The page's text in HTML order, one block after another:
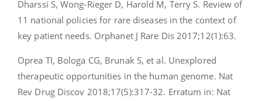
Dharssi S, Wong-Rieger D, Harold M, Terry S. Review of
11 national policies for rare diseases in the context of
key patient needs. Orphanet J Rare Dis 2017;12(1):63.
Oprea TI, Bologa CG, Brunak S, et al. Unexplored
therapeutic opportunities in the human genome. Nat
Rev Drug Discov 2018;17(5):317-32. Erratum in: Nat